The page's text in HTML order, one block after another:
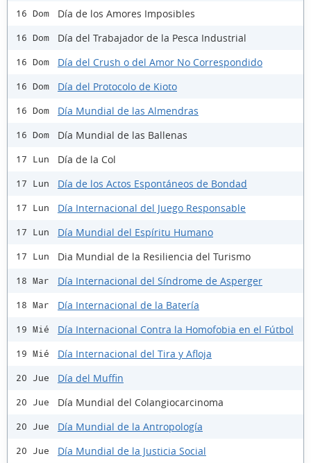
16 Dom Día de los Amores Imposibles
16 Dom Día del Trabajador de la Pesca Industrial
16 Dom Día del Crush o del Amor No Correspondido
16 Dom Día del Protocolo de Kioto
16 Dom Día Mundial de las Almendras
16 Dom Día Mundial de las Ballenas
17 Lun Día de la Col
17 Lun Día de los Actos Espontáneos de Bondad
17 Lun Día Internacional del Juego Responsable
17 Lun Día Mundial del Espíritu Humano
17 Lun Dia Mundial de la Resiliencia del Turismo
18 Mar Día Internacional del Síndrome de Asperger
18 Mar Día Internacional de la Batería
19 Mié Día Internacional Contra la Homofobia en el Fútbol
19 Mié Día Internacional del Tira y Afloja
20 Jue Día del Muffin
20 Jue Día Mundial del Colangiocarcinoma
20 Jue Día Mundial de la Antropología
20 Jue Día Mundial de la Justicia Social